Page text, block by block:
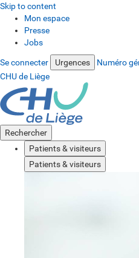
Skip to content
Mon espace
Presse
Jobs
Se connecter Urgences Numéro
CHU de Liège
Rechercher
Patients & visiteurs
Patients & visiteurs